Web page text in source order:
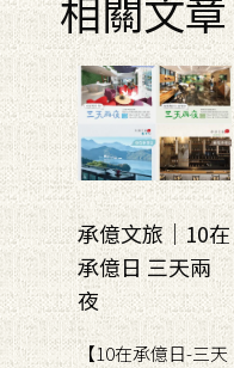
承億文旅｜10在
承億日 三天兩
夜
【10在承億日-三天